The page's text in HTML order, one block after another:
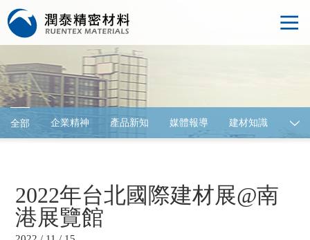
全部 企業精神 產品新知 媒體報導 建材知識
2022年台北國際建材展@南
港展覽館